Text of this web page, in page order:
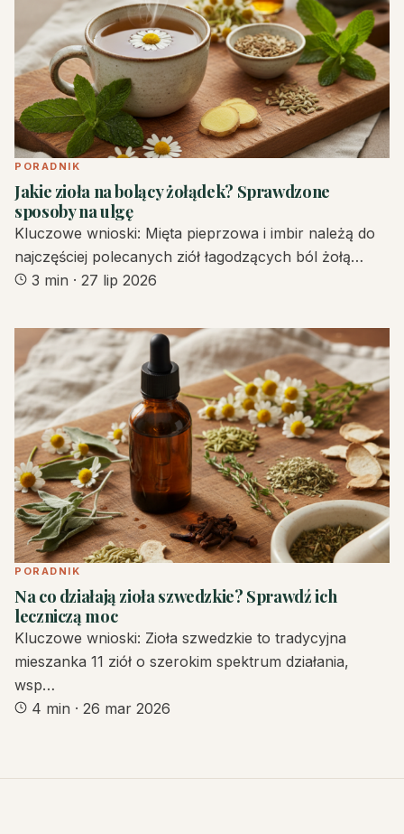
PORADNIK
Jakie zioła na bolący żołądek? Sprawdzone
sposoby na ulgę
Kluczowe wnioski: Mięta pieprzowa i imbir należą do
najczęściej polecanych ziół łagodzących ból żołą…
3 min · 27 lip 2026
PORADNIK
Na co działają zioła szwedzkie? Sprawdź ich
leczniczą moc
Kluczowe wnioski: Zioła szwedzkie to tradycyjna
mieszanka 11 ziół o szerokim spektrum działania,
wsp…
4 min · 26 mar 2026